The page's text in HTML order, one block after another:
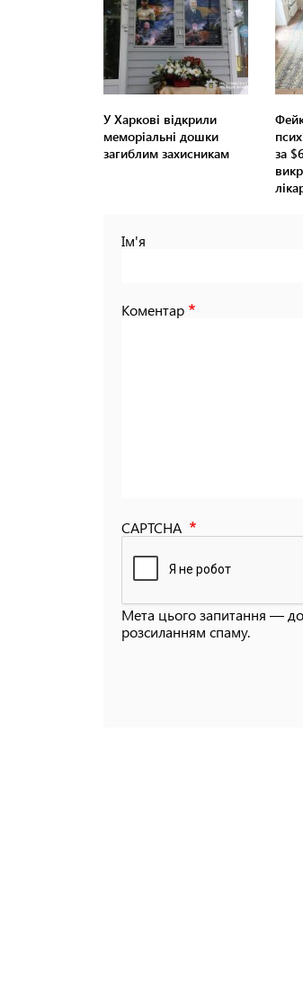
У Харкові відкрили
меморіальні дошки
загиблим захисникам
за
Ім'я
Коментар
CAPTCHA
Мета цього запитання —
розсиланням спаму.